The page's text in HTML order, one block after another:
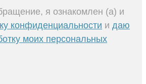
я ознакомлен (а) и
конфиденциальности и даю
моих персональных